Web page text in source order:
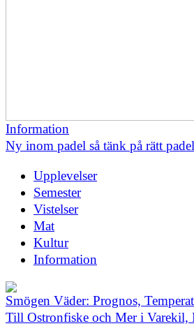
Information
Ny inom padel så tänk på rätt
Upplevelser
Semester
Vistelser
Mat
Kultur
Information
Smögen Väder: Prognos,
Till Ostronfiske och Mer i Varekil,